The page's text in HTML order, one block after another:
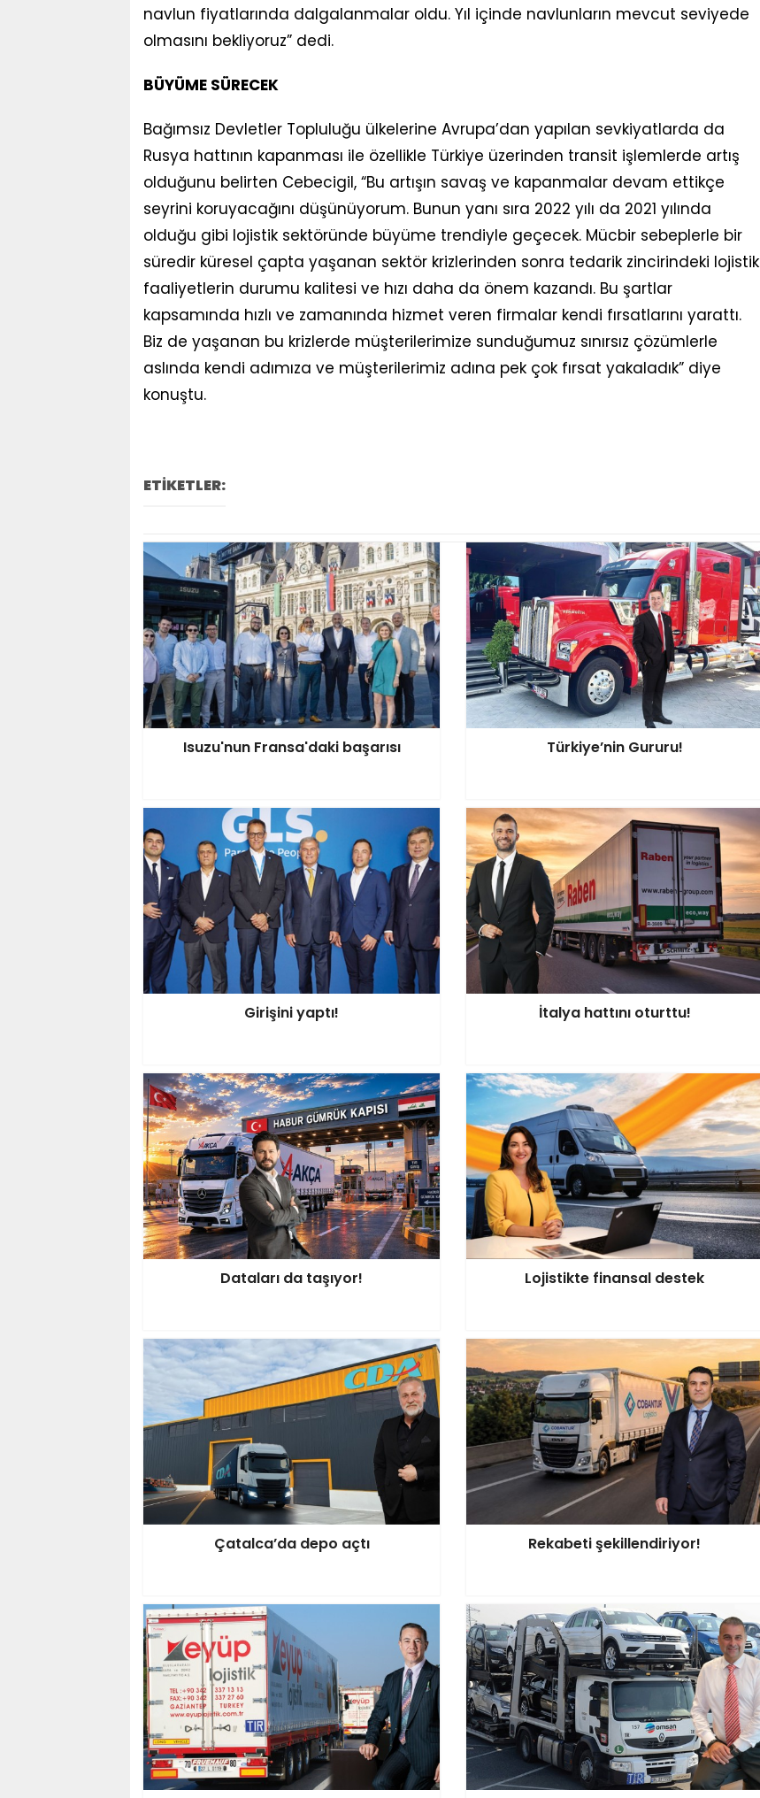
navlun fiyatlarında dalgalanmalar oldu. Yıl içinde navlunların mevcut seviyede
olmasını bekliyoruz” dedi.
BÜYÜME SÜRECEK
Bağımsız Devletler Topluluğu ülkelerine Avrupa’dan yapılan sevkiyatlarda da
Rusya hattının kapanması ile özellikle Türkiye üzerinden transit işlemlerde artış
olduğunu belirten Cebecigil, “Bu artışın savaş ve kapanmalar devam ettikçe
seyrini koruyacağını düşünüyorum. Bunun yanı sıra 2022 yılı da 2021 yılında
olduğu gibi lojistik sektöründe büyüme trendiyle geçecek. Mücbir sebeplerle bir
süredir küresel çapta yaşanan sektör krizlerinden sonra tedarik zincirindeki lojistik
faaliyetlerin durumu kalitesi ve hızı daha da önem kazandı. Bu şartlar
kapsamında hızlı ve zamanında hizmet veren firmalar kendi fırsatlarını yarattı.
Biz de yaşanan bu krizlerde müşterilerimize sunduğumuz sınırsız çözümlerle
aslında kendi adımıza ve müşterilerimiz adına pek çok fırsat yakaladık” diye
konuştu.
ETİKETLER:
Isuzu'nun Fransa'daki başarısı Türkiye’nin Gururu!
Girişini yaptı! İtalya hattını oturttu!
Dataları da taşıyor! Lojistikte finansal destek
Çatalca’da depo açtı Rekabeti şekillendiriyor!